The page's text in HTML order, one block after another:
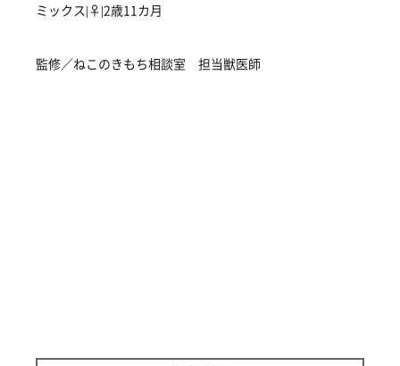
ミックス|♀|2歳11カ月
監修／ねこのきもち相談室 担当獣医師